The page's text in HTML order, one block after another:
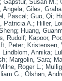
; Gapstur, Susan M.;
Angela; Giles,
Pascal; Guo, Qi;
Patricia A.; Hiller,
; Huang,
Rudolf; Kapoor,
Peter; Kristensen,
Lindblom, Annika;
; Margolin, Sara;
Milne, Roger L.;
G.; Olshan,